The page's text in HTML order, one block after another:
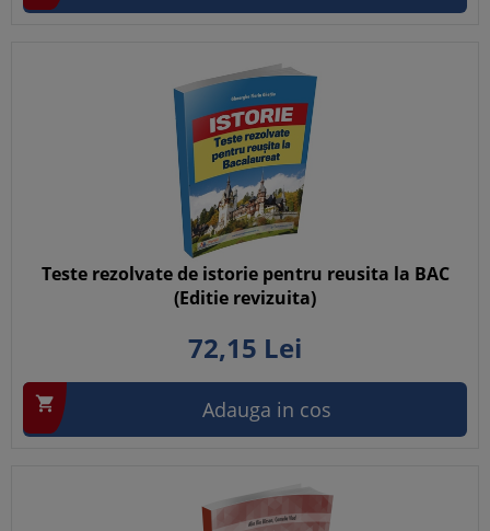
Teste rezolvate de istorie pentru reusita la BAC
(Editie revizuita)
72,15 Lei
 Adauga in cos